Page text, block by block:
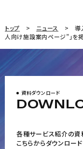
トップ ニュース
導
人向け施設案内ページ”」を
資料ダウンロード
各種サービス紹介の資
こちらからダウンロード